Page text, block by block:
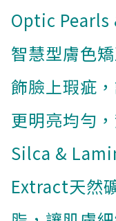
Optic Pearls
智慧型膚色
飾臉上瑕疵
更明亮均勻
Silca &
Extract天然